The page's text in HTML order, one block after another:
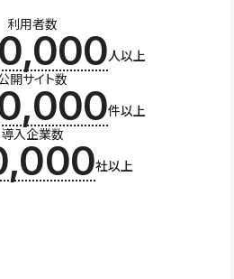
利用者数
人以上
開サイト数
件以上
導入企業数
社以上